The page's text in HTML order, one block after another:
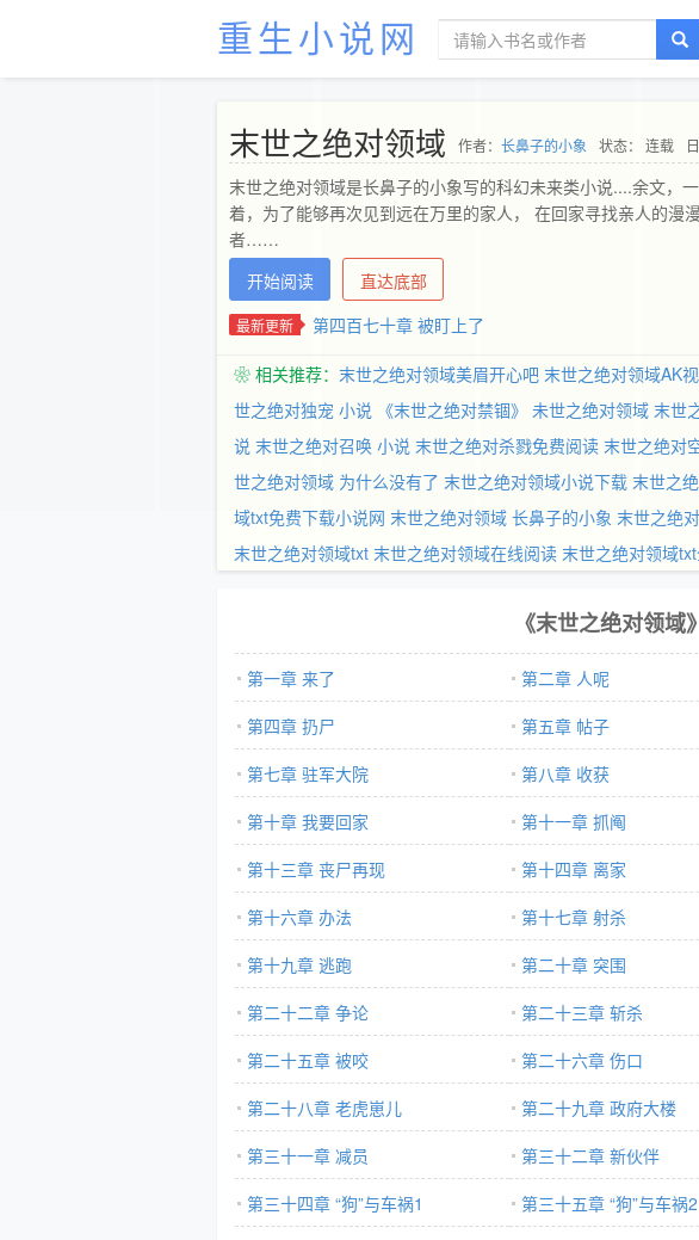
重生小说网
末世之绝对领域 作者： 长鼻子的小象 状态： 连载
末世之绝对领域是长鼻子的小象写的科幻未来类小说....余文，
着，为了能够再次见到远在万里的家人， 在回家寻找亲人的漫
者……
开始阅读
直达底部
最新更新 第四百七十章 被盯上了
❀ 相关推荐： 末世之绝对领域美眉开心吧 末世之绝对领域AK
世之绝对独宠 小说 《末世之绝对禁锢》 未世之绝对领域 末世
说 末世之绝对召唤 小说 末世之绝对杀戮免费阅读 末世之绝对
世之绝对领域 为什么没有了 末世之绝对领域小说下载 末世之
域txt免费下载小说网 末世之绝对领域 长鼻子的小象 末世之绝
末世之绝对领域txt 末世之绝对领域在线阅读 末世之绝对领域
《末世之绝对领域
第一章 来了 第二章 人呢
第四章 扔尸
第五章 帖子
第七章 驻军大院
第八章 收获
第十章 我要回家
第十一章 抓阄
第十三章 丧尸再现
第十四章 离家
第十六章 办法
第十七章 射杀
第十九章 逃跑
第二十章 突围
第二十二章 争论
第二十三章 斩杀
第二十五章 被咬
第二十六章 伤口
第二十八章 老虎崽儿
第二十九章 政府大楼
第三十一章 减员
第三十二章 新伙伴
第三十四章 “狗”与车祸1
第三十五章 “狗”与车祸2